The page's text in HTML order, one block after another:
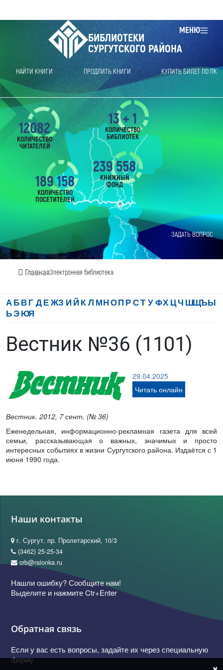
МЕНЮ
БИБЛИОТЕКИ
СУРГУТСКОГО РАЙОНА
НАЙТИ КНИГИ ПРОДЛИТЬ КНИГИ КУПИТЬ БИЛЕТ ПО ПК
ЗАДАТЬ ВОПРОС
ГлавнаяЭлектронная библиотека
12082
КОЛИЧЕСТВО
ЧИТАТЕЛЕЙ
189 158
КОЛИЧЕСТВО
ПОСЕТИТЕЛЕЙ
239 558
КНИЖНЫЙ
ФОНД
13 + 1
КОЛИЧЕСТВО
БИБЛИОТЕК
АБВГ ДЕЖЗ И Й К Л МНОП РСТ УФХ ЦЧ ШЩЪЫ
ЬЭЮЯ
Вестник №36 (1101)
29.04.2025
Читать онлайн
Вестник. 2012, 7 сент. (№ 36)
Еженедельная, информационно-рекламная газета для всей
семьи, рассказывающая о важных, значимых и просто
интересных событиях в жизни Сургутского района. Издаётся с 1
июня 1990 года.
Наши контакты
г. Сургут, пр. Пролетарский, 10/3
(3462) 25-25-34
crb@raionka.ru
Нашли ошибку? Сообщите нам!
Выделите и нажмите Ctr+Enter
Обратная связь
Если у вас есть вопросы, задайте их через специальную
форму